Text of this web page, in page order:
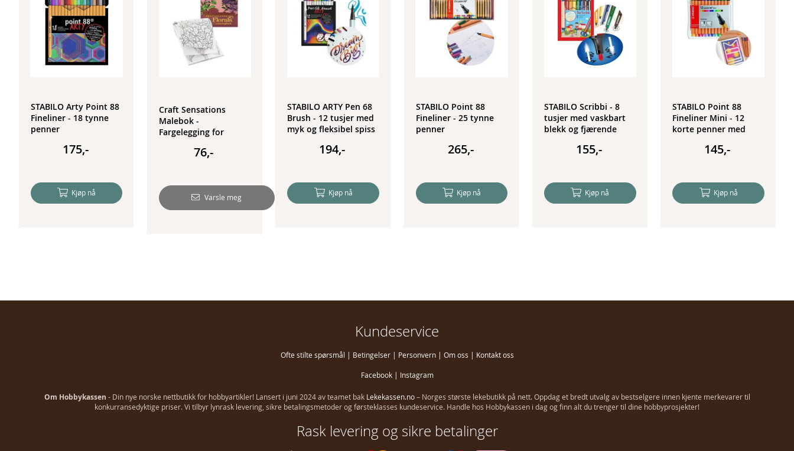
STABILO Arty Point 88
Fineliner - 18 tynne
penner
175,-
Kjøp nå
Craft Sensations
Malebok -
Fargelegging for
76,-
Varsle meg
STABILO ARTY Pen 68
Brush - 12 tusjer med
myk og fleksibel spiss
194,-
Kjøp nå
STABILO Point 88
Fineliner - 25 tynne
penner
265,-
Kjøp nå
STABILO Scribbi - 8
tusjer med vaskbart
blekk og fjærende
155,-
Kjøp nå
STABILO Point 88
Fineliner Mini - 12
korte penner med
145,-
Kjøp nå
Kundeservice
Ofte stilte spørsmål | Betingelser| Personvern | Om oss | Kontakt oss
Facebook| Instagram
Om Hobbykassen - Din nye norske nettbutikk for hobbyartikler! Lansert i juni 2024 av teamet bak Lekekassen.no– Norges største lekebutikk på nett. Oppdag et bredt utvalg av bestselgere innen kjente merkevarer til
konkurransedyktige priser. Vi tilbyr lynrask levering, sikre betalingsmetoder og førsteklasses kundeservice. Handle hos Hobbykassen i dag og finn alt du trenger til dine hobbyprosjekter!
Rask levering og sikre betalinger